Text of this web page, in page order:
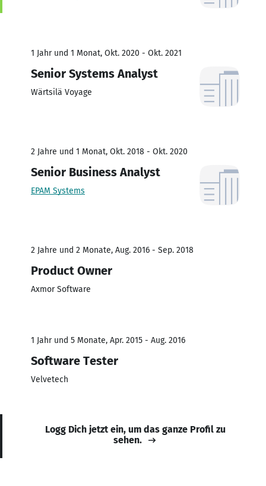
1 Jahr und 1 Monat, Okt. 2020 - Okt. 2021
Senior Systems Analyst
Wärtsilä Voyage
2 Jahre und 1 Monat, Okt. 2018 - Okt. 2020
Senior Business Analyst
EPAM Systems
2 Jahre und 2 Monate, Aug. 2016 - Sep. 2018
Product Owner
Axmor Software
1 Jahr und 5 Monate, Apr. 2015 - Aug. 2016
Software Tester
Velvetech
Logg Dich jetzt ein, um das ganze Profil zu
sehen.